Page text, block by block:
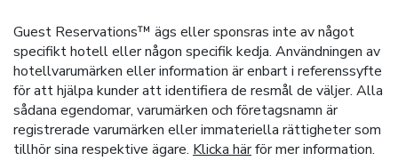
Guest Reservations™ ägs eller sponsras inte av något
specifikt hotell eller någon specifik kedja. Användningen av
hotellvarumärken eller information är enbart i referenssyfte
för att hjälpa kunder att identifiera de resmål de väljer. Alla
sådana egendomar, varumärken och företagsnamn är
registrerade varumärken eller immateriella rättigheter som
tillhör sina respektive ägare. Klicka härför mer information.